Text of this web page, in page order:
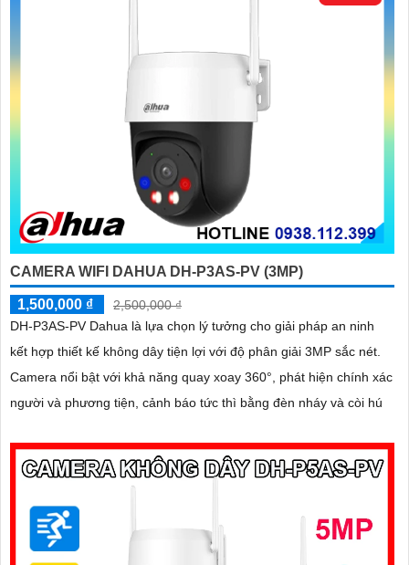
CAMERA WIFI DAHUA DH-P3AS-PV (3MP)
1,500,000 ₫
2,500,000 ₫
DH-P3AS-PV Dahua là lựa chọn lý tưởng cho giải pháp an ninh
kết hợp thiết kế không dây tiện lợi với độ phân giải 3MP sắc nét.
Camera nổi bật với khả năng quay xoay 360°, phát hiện chính xác
người và phương tiện, cảnh báo tức thì bằng đèn nháy và còi hú